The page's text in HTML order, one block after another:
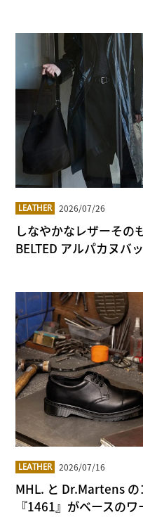
LEATHER 2026/07/26
しなやかなレザーその
BELTED アルパカヌバ
LEATHER 2026/07/16
MHL. と Dr.Martens の
『1461』がベースの